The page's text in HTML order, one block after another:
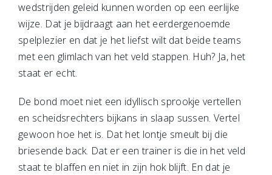
wedstrijden geleid kunnen worden op een eerlijke
wijze. Dat je bijdraagt aan het eerdergenoemde
spelplezier en dat je het liefst wilt dat beide teams
met een glimlach van het veld stappen. Huh? Ja, het
staat er echt.
De bond moet niet een idyllisch sprookje vertellen
en scheidsrechters bijkans in slaap sussen. Vertel
gewoon hoe het is. Dat het lontje smeult bij die
briesende back. Dat er een trainer is die in het veld
staat te blaffen en niet in zijn hok blijft. En dat je